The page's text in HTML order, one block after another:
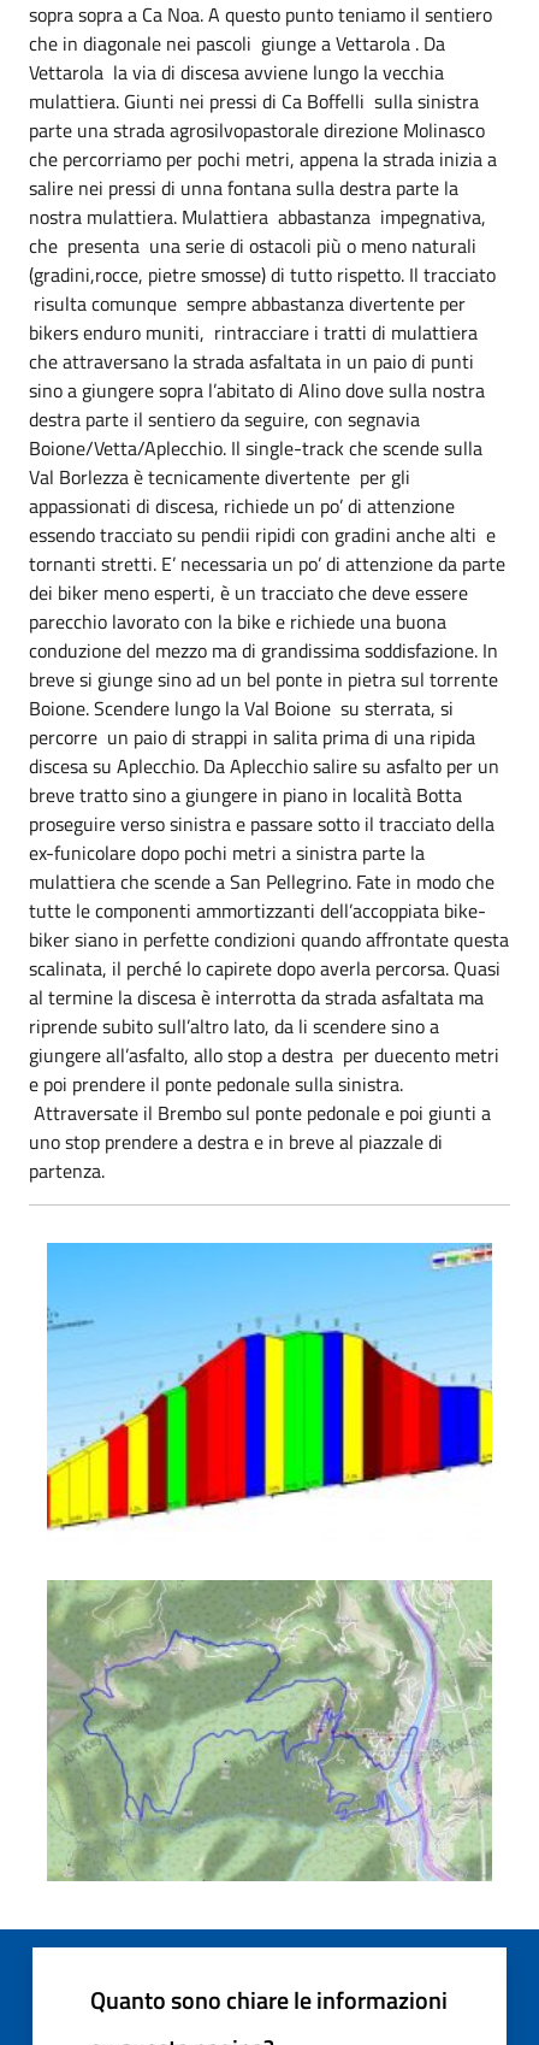
sopra sopra a Ca Noa. A questo punto teniamo il sentiero
che in diagonale nei pascoli giunge a Vettarola . Da
Vettarola la via di discesa avviene lungo la vecchia
mulattiera. Giunti nei pressi di Ca Boffelli sulla sinistra
parte una strada agrosilvopastorale direzione Molinasco
che percorriamo per pochi metri, appena la strada inizia a
salire nei pressi di unna fontana sulla destra parte la
nostra mulattiera. Mulattiera abbastanza impegnativa,
che presenta una serie di ostacoli più o meno naturali
(gradini,rocce, pietre smosse) di tutto rispetto. Il tracciato
risulta comunque sempre abbastanza divertente per
bikers enduro muniti, rintracciare i tratti di mulattiera
che attraversano la strada asfaltata in un paio di punti
sino a giungere sopra l’abitato di Alino dove sulla nostra
destra parte il sentiero da seguire, con segnavia
Boione/Vetta/Aplecchio. Il single-track che scende sulla
Val Borlezza è tecnicamente divertente per gli
appassionati di discesa, richiede un po’ di attenzione
essendo tracciato su pendii ripidi con gradini anche alti e
tornanti stretti. E’ necessaria un po’ di attenzione da parte
dei biker meno esperti, è un tracciato che deve essere
parecchio lavorato con la bike e richiede una buona
conduzione del mezzo ma di grandissima soddisfazione. In
breve si giunge sino ad un bel ponte in pietra sul torrente
Boione. Scendere lungo la Val Boione su sterrata, si
percorre un paio di strappi in salita prima di una ripida
discesa su Aplecchio. Da Aplecchio salire su asfalto per un
breve tratto sino a giungere in piano in località Botta
proseguire verso sinistra e passare sotto il tracciato della
ex-funicolare dopo pochi metri a sinistra parte la
mulattiera che scende a San Pellegrino. Fate in modo che
tutte le componenti ammortizzanti dell’accoppiata bike-
biker siano in perfette condizioni quando affrontate questa
scalinata, il perché lo capirete dopo averla percorsa. Quasi
al termine la discesa è interrotta da strada asfaltata ma
riprende subito sull’altro lato, da li scendere sino a
giungere all’asfalto, allo stop a destra per duecento metri
e poi prendere il ponte pedonale sulla sinistra.
Attraversate il Brembo sul ponte pedonale e poi giunti a
uno stop prendere a destra e in breve al piazzale di
partenza.
San Pellegrino Terme – Sussia Alta
Quanto sono chiare le informazioni